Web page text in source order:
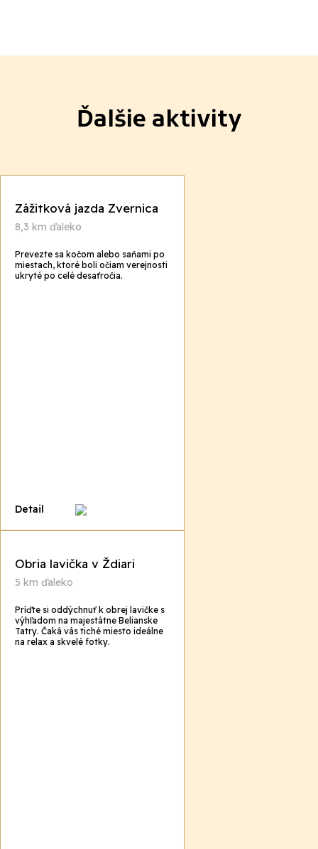
Ďalšie aktivity
Zážitková jazda Zvernica
8,3 km ďaleko
Prevezte sa kočom alebo saňami po
miestach, ktoré boli očiam verejnosti
ukryté po celé desaťročia.
Detail
Obria lavička v Ždiari
5 km ďaleko
Príďte si oddýchnuť k obrej lavičke s
výhľadom na majestátne Belianske
Tatry. Čaká vás tiché miesto ideálne
na relax a skvelé fotky.